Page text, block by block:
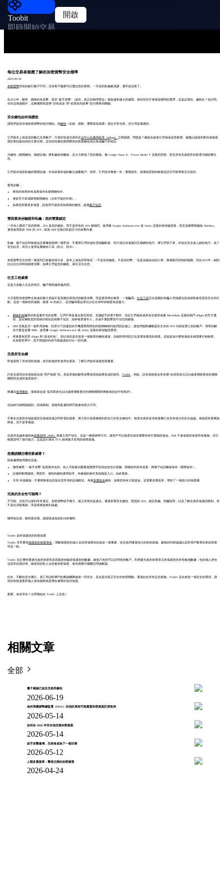
Toobit
即時開始交易
開啟
每位交易者都應了解的加密貨幣安全標準
2025-09-18
加密貨幣與您的銀行帳戶不同；沒有客戶服務可以重設您的密碼。一旦您的私鑰被洩露，通常就沒救了。
在2025年，駭客、網絡釣魚攻擊，甚至“板手攻擊”（是的，真正的物理脅迫）都是越來越大的威脅。保持領先不僅僅是聰明的選擇，這是必需的。偏執狂？也許吧。
但在這個遊戲中，這種優勢就是將“仍有資金”與“給朋友的故事”區分開來的關鍵。
安全錢包如何保護您
讓我們從您存儲加密貨幣的地方開始。熱錢包（在線、移動、瀏覽器為基礎）適合日常交易，但它們是暴露的。
它們基本上就是您的數位支票帳戶：方便於快速交易和在去中心化應用程序（dApps） 之間跳躍。問題是？總是在線使它們成為惡意軟體、鍵盤記錄器和那些偷偷摸
摸的剪貼板劫持的主要目標，這些劫持會眨眼間將您的真實錢包地址換成騙子的地址。
冷錢包（硬體錢包、隔絕設備）將私鑰保持離線，這大大降低了您的風險。像 Ledger Nano X、Trezor Model T 這樣的型號，甚至具有先進固件的新選項都頻繁出
現。
它們是存儲您私鑰的實體設備，作為長期存儲的數位儲蓄帳戶。然而，它們並非萬無一失；實體損失、損壞或受損的恢復短語仍可能導致完全損失。
實用步驟：
將您的長期持有資產保存在硬體錢包中。
僅從官方來源購買硬體錢包（沒有可疑的市場）。
如果您想要更多保護，請使用可讓您添加密碼的錢包，超過種子短語。
雙因素身份驗證和私鑰：您的雙重鎖定
一旦有人獲得了您的密碼，2FA 是您的備份。而不是所有的 2FA 都相同。使用像 Google Authenticator 或 Authy 這樣的身份驗證器，甚至是硬體密鑰如 YubiKey。
避免使用基於 SMS 的 2FA，因為 SIM 交換仍然是巨大的攻擊向量。
私鑰、種子短語和恢復短語應像核密碼一樣對待。不要將它們存儲在雲端驅動器、照片或任何連接到互聯網的地方。將它們寫下來，存放在安全或上鎖的地方。為了
安全起見，有些人使用金屬備份工具（防火、防水）。
加密貨幣安全的第一條規則已經被說得太多，基本上成為背景噪音：“不是你的鑰匙，不是你的幣。”這是金融自由的口號，整個取回控制的氛圍。但在2025年，細則
比以往任何時候都更清晰：如果它們是您的鑰匙，責任完全在您。
社交工程威脅
這是大多數人失足的地方。騙子變得越來越高明。
今天面對加密貨幣交易者的最大危險不是某種好萊塢式的駭客攻擊。而是更簡單的東西：一個騙局。 社交工程完全是關於欺騙人們洩露信息或採取會危害其安全的行
動。這是一場操控的遊戲，隨著 AI 的加入，這些騙局看起來比以往任何時候都更有說服力。
網絡釣魚騙局仍然是最常見的攻擊。它們不再是過去那些笨拙、充滿錯字的電子郵件。現在它們偽裝成來自交易所或像 MetaMask 這樣的熱門 dApps 的官方通
知，旨在竊取您的登錄詳細信息或種子短語。始終檢查發件人，永遠不要點擊您不信任的鏈接。
SIM 交換是另一個常用策略。犯罪分子說服您的手機運營商將您的號碼轉移到他們的設備上，讓他們能夠攔截基於文本的 2FA 代碼並潛入您的帳戶。簡單的解
決方案是放棄 SMS，使用像 Google Authenticator 或 Authy 這樣的身份驗證應用。
然後還有惡意 dApps 和“簽名釣魚”。您以為您是在批准一個無害的錢包連接，但細則表明您正在簽署放棄您的資產。這就是為什麼每個簽名都需要仔細檢查。
在加密世界中，您不閱讀的內容可能會讓您付出一切代價。
交易所安全網
即使採取了所有預防措施，您仍然會經常使用交易所。了解它們如何保護您很重要。
許多交易所設有保險基金或“用戶保護”池，承諾承擔由駭客攻擊或系統故障造成的損失。 Toobit，例如，設有保險基金來承擔“由清算倉位以比破產價格更差的價格
關閉所造成的過度損失”。
根據其使用條款，保險基金是“從清算倉位以比破產價格更好的價格關閉的剩餘保證金中收取的”。
但始終仔細閱讀細則，因為限制、資格和延遲時間可能會有很大不同。
不要在交易所存儲超過您交易或快速訪問所需的資產。將大部分資產轉移到您自己的安全錢包中。檢查交易所是否經過審計並具有強大的安全協議。保險意味著風險
降低，但不是零風險。
交易所也越來越依賴資產證明（PoR） 來建立用戶信任。這是一種密碼學方式，讓用戶可以檢查交易所實際持有它聲稱的資金。PoR 不會保護您免受所有風險，但它
確實證明了償付能力，這是該行業在 FTX 崩潰後才採用的保障措施。
您應該關注哪些新威脅？
因為威脅格局變化迅速。
物理威脅：“板手攻擊”是真實存在的。有人可能會試圖通過實體手段強迫您交出密鑰。隱藏您的持有資產，將種子短語離線保存（實體保存）。
設備和軟體漏洞：舊固件、過時的錢包應用程序、未修補的操作系統都是入口。始終更新。
共享/存儲風險：不要將恢復短語留在您常用的設備附近。考慮多重簽名錢包，如果您持有大額資金。這需要多重批准，增加了一個強大的保護層。
完美的安全性可能嗎？
不可能。但您可以做到非常接近。加密貨幣賦予權力，隨之而來的是責任。通過部署安全錢包、堅固的 2FA、鎖定私鑰、防騙智慧，以及了解交易所保護的限制，您
不是在消除風險，而是將風險推到遠處。
聰明地交易。睡得更安穩。讓謹慎成為您的冷靜優勢。
Toobit 如何保護您的加密資產
Toobit 非常重視保護您的加密身份，理解保護您的個人信息與保障您的資金一樣重要，並且他們通過強大的技術措施、嚴格的內部協議以及對用戶教育的承諾來實
現這一點。
Toobit 在註冊時通過先進的加密和多因素身份驗證保護您的數據，確保只有您可以訪問您的帳戶。利用最先進的加密算法來保護您的所有敏感數據，包括個人身份
信息和交易詳情，確保您的私人信息被加密保護，使未授權方極難訪問或解讀。
此外，不斷的安全審計、員工培訓和專門的風險團隊確保一切安全，旨在提供真正安全的加密體驗。通過結合所有這些措施，Toobit 旨在創造一個安全的環境，讓
您的加密資產和個人身份能夠免受潛在威脅的良好保護。
那麼，為何等待？立即開始在 Toobit 上交易！
相關文章
全部
量子風險已波及交易所錢包
2026-06-19
為何美國貨幣總監署（OCC）的信託章程可能重塑加密資產託管格局
2026-05-14
如何在 2026 年安全地交換加密資產
2026-05-14
扳手攻擊激增，交易者成為下一個目標
2026-05-12
人類多重簽章：擊退北韓的加密滲透
2026-04-24